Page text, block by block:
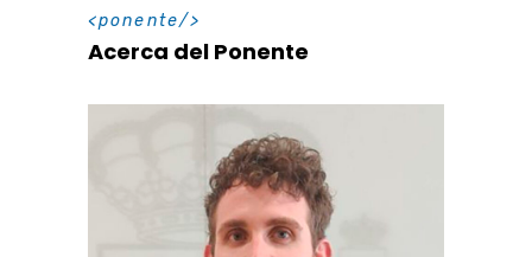
ponente
Acerca del Ponente